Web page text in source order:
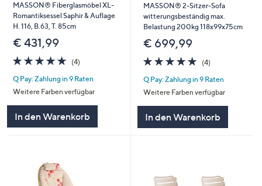
MASSON® Fiberglasmöbel XL-
Romantiksessel Saphir & Auflage
H. 116, B.63, T. 85cm
€ 431,99
5.0
von
5
(4)4
Q Pay: Zahlung in 9 Raten
Weitere Farben verfügbar
In den Warenkorb
MASSON® 2-Sitzer-Sofa
witterungsbeständig max.
Belastung 200kg 118x99x75cm
€ 699,99
5.0
von
5
(4)4
Q Pay: Zahlung in 9 Raten
Weitere Farben verfügbar
In den Warenkorb